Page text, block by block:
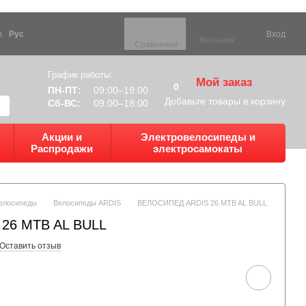
Рус
Сравнение
Желания
Вход
График работы:
ПН-ПТ:
09:00–19:00
Сб-ВС:
09:00–18:00
0 Мой заказ
Добавьте товары в корзину
Акции и
Распродажи
Электровелосипеды и
электросамокаты
Велосипеды ARDIS ВЕЛОСИПЕД ARDIS 26 MTB AL BULL
MTB AL BULL
Оставить отзыв